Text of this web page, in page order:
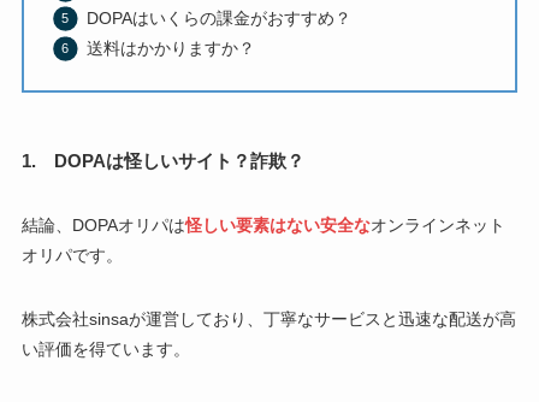
DOPAはいくらの課金がおすすめ？
送料はかかりますか？
1. DOPAは怪しいサイト？詐欺？
結論、DOPAオリパは怪しい要素はない安全なオンラインネット
オリパです。
株式会社sinsaが運営しており、丁寧なサービスと迅速な配送が高
い評価を得ています。